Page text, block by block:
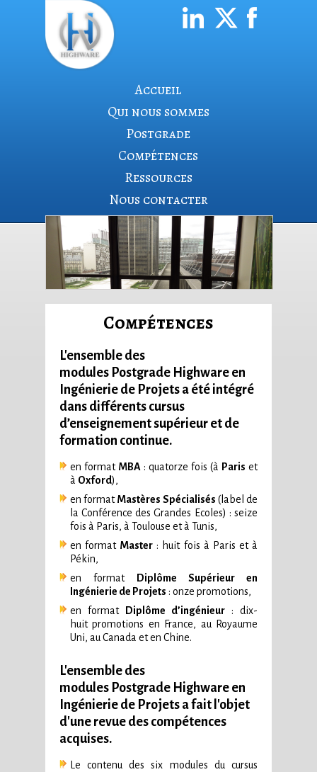
Accueil
Qui nous sommes
Postgrade
Compétences
Ressources
Nous contacter
Compétences
L'ensemble des
modules Postgrade Highware en
Ingénierie de Projets a été intégré
dans différents cursus
d’enseignement supérieur et de
formation continue.
en format MBA : quatorze fois (à Paris et
à Oxford),
en formatMastères Spécialisés (label de
la Conférence des Grandes Ecoles) : seize
fois à Paris, à Toulouse et à Tunis,
en format Master : huit fois à Paris et à
Pékin,
en format
Diplôme Supérieur en
Ingénierie de Projets : onze promotions,
en format
Diplôme d’ingénieur : dix-
huit promotions en France, au Royaume
Uni, au Canada et en Chine.
L'ensemble des
modules Postgrade Highware en
Ingénierie de Projets a fait l'objet
d'une revue des compétences
acquises.
Le contenu des six modules du cursus